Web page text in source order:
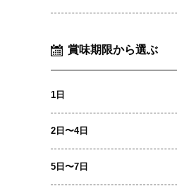
賞味期限から選ぶ
1日
2日〜4日
5日〜7日